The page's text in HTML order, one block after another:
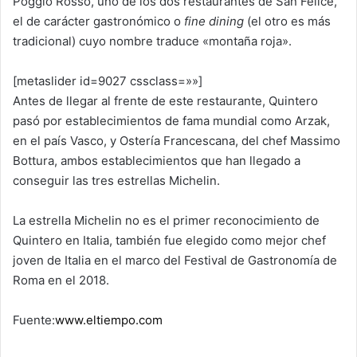
el de carácter gastronómico o fine dining (el otro es más
tradicional) cuyo nombre traduce «montaña roja».
[metaslider id=9027 cssclass=»»]
Antes de llegar al frente de este restaurante, Quintero
pasó por establecimientos de fama mundial como Arzak,
en el país Vasco, y Ostería Francescana, del chef Massimo
Bottura, ambos establecimientos que han llegado a
conseguir las tres estrellas Michelin.
La estrella Michelin no es el primer reconocimiento de
Quintero en Italia, también fue elegido como mejor chef
joven de Italia en el marco del Festival de Gastronomía de
Roma en el 2018.
Fuente:www.eltiempo.com